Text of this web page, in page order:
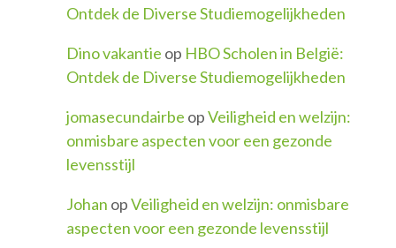
Ontdek de Diverse Studiemogelijkheden
Dino vakantie op HBO Scholen in België:
Ontdek de Diverse Studiemogelijkheden
jomasecundairbe opVeiligheid en welzijn:
onmisbare aspecten voor een gezonde
levensstijl
Johan opVeiligheid en welzijn: onmisbare
aspecten voor een gezonde levensstijl